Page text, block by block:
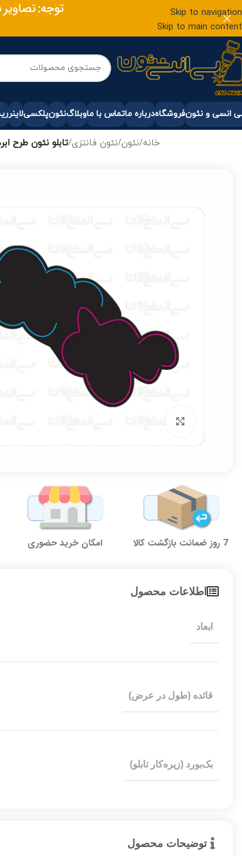
Skip to navigation
Skip to main content
توجه:
انسی و نئونفروشگاهدرباره ماتماس با ماوبلاگنئونپلکسیلاینر
خانه/نئون/نئون فانتزی/تابلو نئون طرح
7 روز ضمانت بازگشت کالا امکان خرید حضوری
اطلاعات محصول
ابعاد
قائده (طول در عرض)
بک‌بورد (زیره‌کار تابلو)
توضیحات محصول